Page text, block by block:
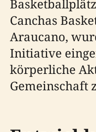
Canchas
Araucano,
Initiative
körperliche
Gemeinschaft